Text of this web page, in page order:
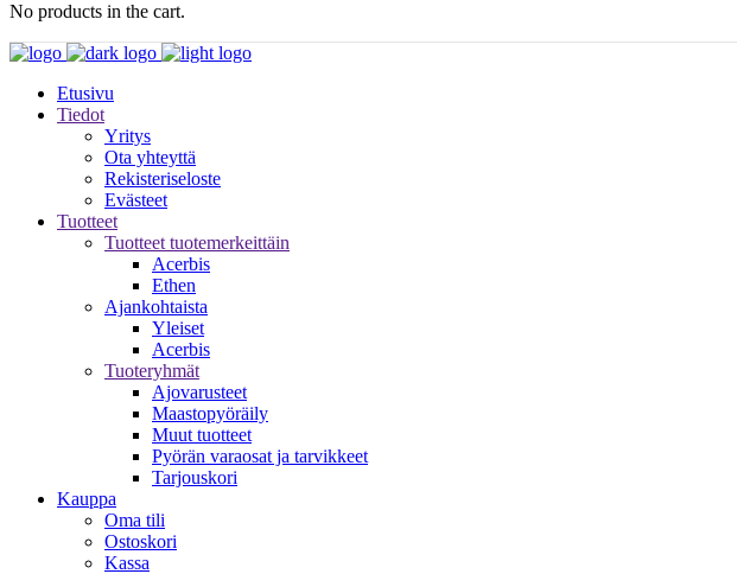
No products in the cart.
Etusivu
Tiedot
Yritys
Ota yhteyttä
Rekisteriseloste
Evästeet
Tuotteet
Tuotteet tuotemerkeittäin
Acerbis
Ethen
Ajankohtaista
Yleiset
Acerbis
Tuoteryhmät
Ajovarusteet
Maastopyöräily
Muut tuotteet
Pyörän varaosat ja tarvikkeet
Tarjouskori
Kauppa
Oma tili
Ostoskori
Kassa